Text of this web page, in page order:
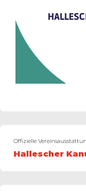
Offizielle
Hallescher